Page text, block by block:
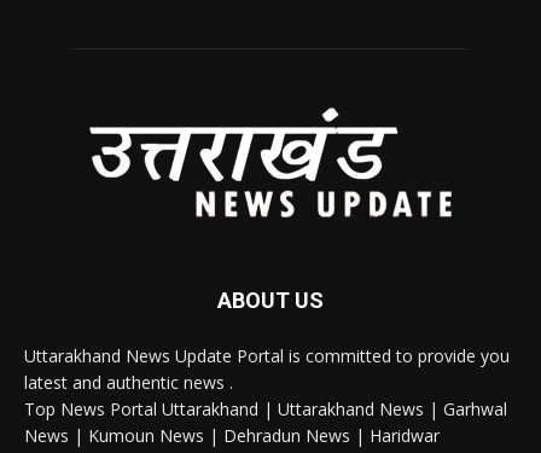
ABOUT US
Uttarakhand News Update Portal is committed to provide you
latest and authentic news .
Top News Portal Uttarakhand | Uttarakhand News | Garhwal
News | Kumoun News | Dehradun News | Haridwar